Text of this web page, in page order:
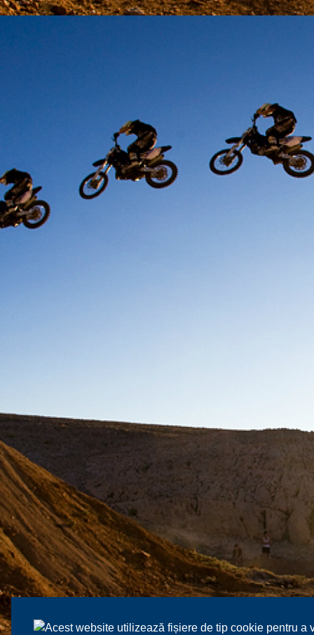
Acest website utilizează fișiere de tip cookie pentru